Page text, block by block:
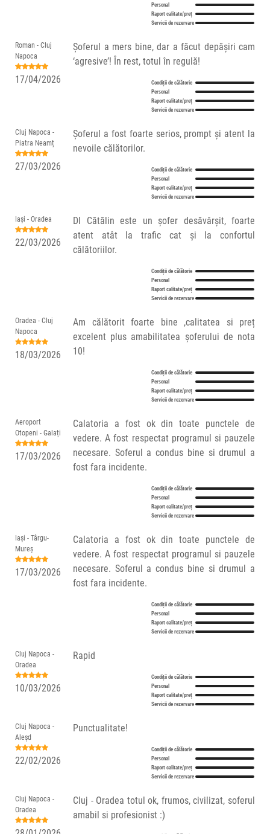
Personal
Raport calitate/preț
Servicii de rezervare
Roman - Cluj
Napoca
17/04/2026
Șoferul a mers bine, dar a făcut depășiri cam
‘agresive’! În rest, totul în regulă!
Condiții de călătorie
Personal
Raport calitate/preț
Servicii de rezervare
Cluj Napoca -
Piatra Neamț
27/03/2026
Șoferul a fost foarte serios, prompt și atent la
nevoile călătorilor.
Condiții de călătorie
Personal
Raport calitate/preț
Servicii de rezervare
Iași - Oradea
22/03/2026
Dl Cătălin este un șofer desăvârșit, foarte
atent atât la trafic cat și la confortul
călătoriilor.
Condiții de călătorie
Personal
Raport calitate/preț
Servicii de rezervare
Oradea - Cluj
Napoca
18/03/2026
Am călătorit foarte bine ,calitatea si preț
excelent plus amabilitatea șoferului de nota
10!
Condiții de călătorie
Personal
Raport calitate/preț
Servicii de rezervare
Aeroport
Otopeni - Galați
17/03/2026
Calatoria a fost ok din toate punctele de
vedere. A fost respectat programul si pauzele
necesare. Soferul a condus bine si drumul a
fost fara incidente.
Condiții de călătorie
Personal
Raport calitate/preț
Servicii de rezervare
Iași - Târgu-
Mureș
17/03/2026
Calatoria a fost ok din toate punctele de
vedere. A fost respectat programul si pauzele
necesare. Soferul a condus bine si drumul a
fost fara incidente.
Condiții de călătorie
Personal
Raport calitate/preț
Servicii de rezervare
Cluj Napoca -
Oradea
10/03/2026
Rapid
Condiții de călătorie
Personal
Raport calitate/preț
Servicii de rezervare
Cluj Napoca -
Aleșd
22/02/2026
Punctualitate!
Condiții de călătorie
Personal
Raport calitate/preț
Servicii de rezervare
Cluj Napoca -
Oradea
Cluj - Oradea totul ok, frumos, civilizat, soferul
amabil si profesionist :)